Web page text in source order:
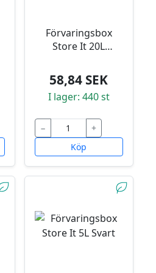
Förvaringsbox
Store It 20L
58,84 SEK
I lager: 440 st
−
+
Köp